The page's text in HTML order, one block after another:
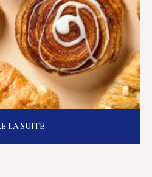
LA SUITE